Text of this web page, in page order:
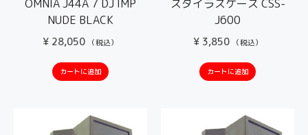
OMNIA J44A 7 DJ IMP
NUDE BLACK
¥ 28,050 （税込）
カートに追加
スタイラスケース CSS-
J600
¥3,850 （税込）
カートに追加